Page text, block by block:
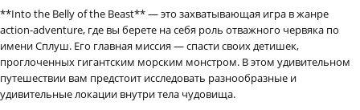
**Into the Belly of the Beast** — это захватывающая игра в жанре
action-adventure, где вы берете на себя роль отважного червяка по
имени Сплуш. Его главная миссия — спасти своих детишек,
проглоченных гигантским морским монстром. В этом удивительном
путешествии вам предстоит исследовать разнообразные и
удивительные локации внутри тела чудовища.